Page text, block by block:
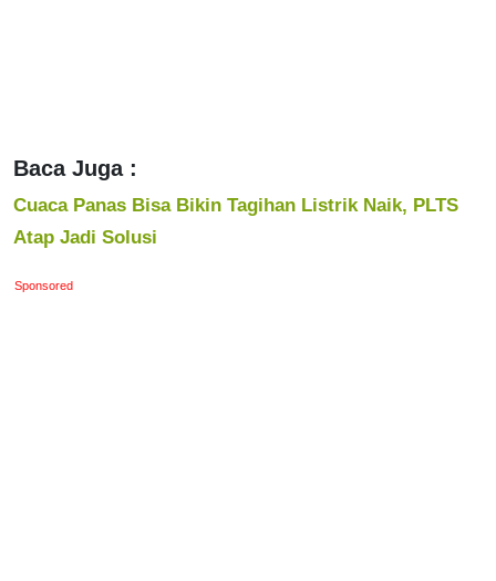
Baca Juga :
Cuaca Panas Bisa Bikin Tagihan Listrik Naik, PLTS
Atap Jadi Solusi
Sponsored